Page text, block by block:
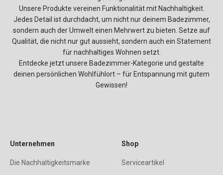
Unsere Produkte vereinen Funktionalität mit Nachhaltigkeit.
Jedes Detail ist durchdacht, um nicht nur deinem Badezimmer,
sondern auch der Umwelt einen Mehrwert zu bieten. Setze auf
Qualität, die nicht nur gut aussieht, sondern auch ein Statement
für nachhaltiges Wohnen setzt.
Entdecke jetzt unsere Badezimmer-Kategorie und gestalte
deinen persönlichen Wohlfühlort – für Entspannung mit gutem
Gewissen!
Unternehmen
Die Nachhaltigkeitsmarke
Shop
Serviceartikel